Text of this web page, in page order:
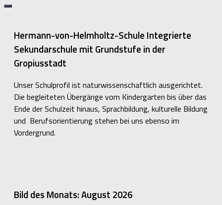
Hermann-von-Helmholtz-Schule Integrierte
Sekundarschule mit Grundstufe in der
Gropiusstadt
Unser Schulprofil ist naturwissenschaftlich ausgerichtet.
Die begleiteten Übergänge vom Kindergarten bis über das
Ende der Schulzeit hinaus, Sprachbildung, kulturelle Bildung
und Berufsorientierung stehen bei uns ebenso im
Vordergrund.
Bild des Monats: August 2026